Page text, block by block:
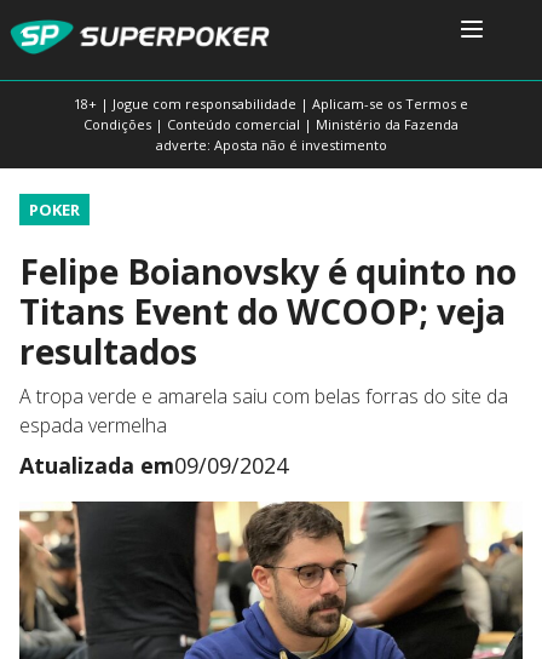
18+ | Jogue com responsabilidade | Aplicam-se os Termos e
Condições | Conteúdo comercial | Ministério da Fazenda
adverte: Aposta não é investimento
POKER
Felipe Boianovsky é quinto no
Titans Event do WCOOP; veja
resultados
A tropa verde e amarela saiu com belas forras do site da
espada vermelha
Atualizada em09/09/2024